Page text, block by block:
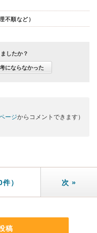
不順など）
したか？
にならなかった
ージからコメントできます）
） 次 »
稿